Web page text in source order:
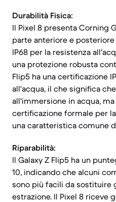
Durabilità Fisica:
Il Pixel 8 presenta Corning
parte anteriore e
IP68 per la resistenza
una protezione robusta
Flip5 ha una certificazione
all'acqua, il che significa
all'immersione in acqua,
certificazione formale per
una caratteristica comune
Riparabilità:
Il Galaxy Z Flip5 ha un
10, indicando che alcuni
sono più facili da sostituire
estrazione. Il Pixel 8 riceve